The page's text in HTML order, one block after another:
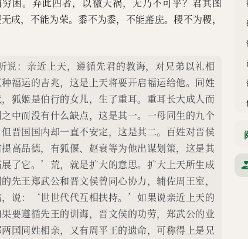
困。弃此四者，以徼天祸，无乃不可乎？君其图
成，不能为荣。黍不为黍，不能蕃庑。稷不为稷，
：亲近上天，遵循先君的教诲，对兄弟以礼相
福运的吉兆，这是上天将要开启福运给他。同姓
狐姬是伯行的女儿，生了重耳。重耳长大成人而
中而没有什么缺点，这是其一。一母同生的九个
晋国国内却一直不安定，这是其二。百姓对晋侯
高品德，有狐偃、赵衰等为他出谋划策，这是其
了它。’荒，就是扩大的意思。扩大上天所生成
先王郑武公和晋文侯曾同心协力，辅佐周王室，
说：‘世世代代互相扶持。’如果说亲近上天的
要遵循先王的训诲，晋文侯的功劳，郑武公的业
国同姓相亲，又有周平王的遗命，可称得上是兄